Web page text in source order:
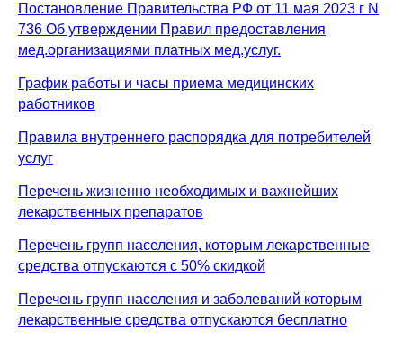
Постановление Правительства РФ от 11 мая 2023 г N
736 Об утверждении Правил предоставления
мед.организациями платных мед.услуг.
График работы и часы приема медицинских
работников
Правила внутреннего распорядка для потребителей
услуг
Перечень жизненно необходимых и важнейших
лекарственных препаратов
Перечень групп населения, которым лекарственные
средства отпускаются с 50% скидкой
Перечень групп населения и заболеваний которым
лекарственные средства отпускаются бесплатно
Краснодар, ул. Северная, 449
Пн-Вс 8:00 - 20:00